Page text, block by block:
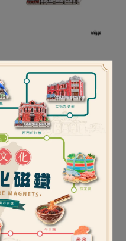
〔台灣文化磁鐵〕旅遊地
標系列 - 大稻埕老街款
NT$129
加入購物車